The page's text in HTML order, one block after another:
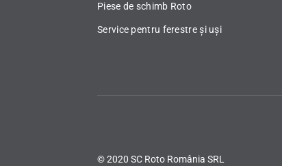
Piese de schimb Roto
Service pentru ferestre și uși
© 2020 SC Roto România SRL